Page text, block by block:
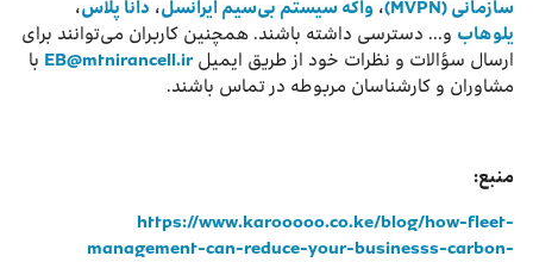
سازمانی (MVPN)
، واکه سیستم بی‌سیم ایرانسل، دانا پلاس،
یلوهاب و… دسترسی داشته باشند. همچنین کاربران می‌توانند برای
ارسال سؤالات و نظرات خود از طریق ایمیل EB@mtnirancell.ir با
مشاوران و کارشناسان مربوطه در تماس باشند.
منبع:
https://www.karooooo.co.ke/blog/how-fleet-
management-can-reduce-your-businesss-carbon-